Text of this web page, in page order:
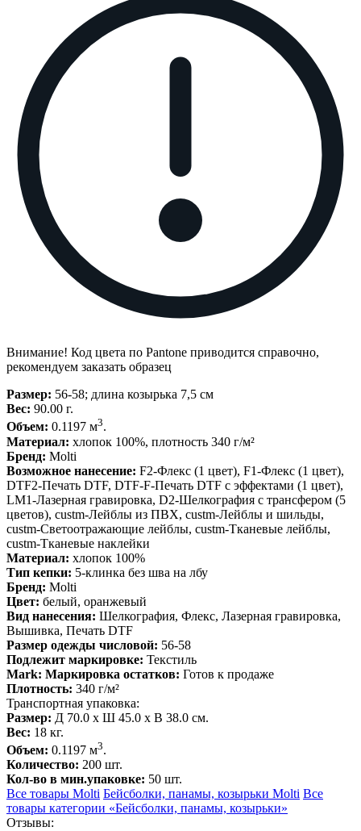
Внимание! Код цвета по Pantone приводится справочно,
рекомендуем заказать образец
Размер: 56-58; длина козырька 7,5 см
Вес: 90.00 г.
Объем: 0.1197 м3.
Материал: хлопок 100%, плотность 340 г/м²
Бренд: Molti
Возможное нанесение: F2-Флекс (1 цвет), F1-Флекс (1 цвет),
DTF2-Печать DTF, DTF-F-Печать DTF с эффектами (1 цвет),
LM1-Лазерная гравировка, D2-Шелкография с трансфером (5
цветов), custm-Лейблы из ПВХ, custm-Лейблы и шильды,
custm-Светоотражающие лейблы, custm-Тканевые лейблы,
custm-Тканевые наклейки
Материал: хлопок 100%
Тип кепки: 5-клинка без шва на лбу
Бренд: Molti
Цвет: белый, оранжевый
Вид нанесения: Шелкография, Флекс, Лазерная гравировка,
Вышивка, Печать DTF
Размер одежды числовой: 56-58
Подлежит маркировке: Текстиль
Mark: Маркировка остатков: Готов к продаже
Плотность: 340 г/м²
Транспортная упаковка:
Размер: Д 70.0 x Ш 45.0 x В 38.0 см.
Вес: 18 кг.
Объем: 0.1197 м3.
Количество: 200 шт.
Кол-во в мин.упаковке: 50 шт.
Все товары Molti Бейсболки, панамы, козырьки Molti Все
товары категории «Бейсболки, панамы, козырьки»
Отзывы: